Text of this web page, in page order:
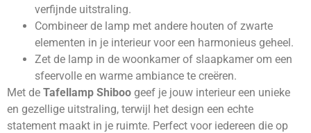
verfijnde uitstraling.
Combineer de lamp met andere houten of zwarte
elementen in je interieur voor een harmonieus geheel.
Zet de lamp in de woonkamer of slaapkamer om een
sfeervolle en warme ambiance te creëren.
Met de Tafellamp Shiboo geef je jouw interieur een unieke
en gezellige uitstraling, terwijl het design een echte
statement maakt in je ruimte. Perfect voor iedereen die op